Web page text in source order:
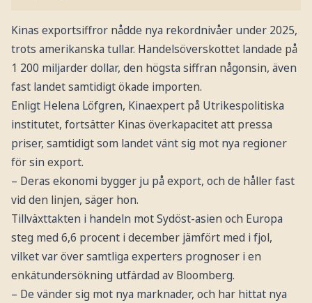
Kinas exportsiffror nådde nya rekordnivåer under 2025,
trots amerikanska tullar. Handelsöverskottet landade på
1 200 miljarder dollar, den högsta siffran någonsin, även
fast landet samtidigt ökade importen.
Enligt Helena Löfgren, Kinaexpert på Utrikespolitiska
institutet, fortsätter Kinas överkapacitet att pressa
priser, samtidigt som landet vänt sig mot nya regioner
för sin export.
– Deras ekonomi bygger ju på export, och de håller fast
vid den linjen, säger hon.
Tillväxttakten i handeln mot Sydöst-asien och Europa
steg med 6,6 procent i december jämfört med i fjol,
vilket var över samtliga experters prognoser i en
enkätundersökning utfärdad av Bloomberg.
– De vänder sig mot nya marknader, och har hittat nya